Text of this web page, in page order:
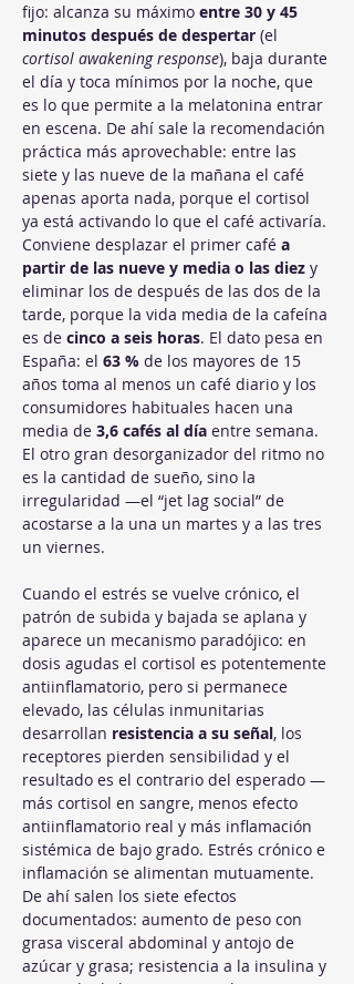
fijo: alcanza su máximo entre 30 y 45
minutos después de despertar (el
cortisol awakening response), baja durante
el día y toca mínimos por la noche, que
es lo que permite a la melatonina entrar
en escena. De ahí sale la recomendación
práctica más aprovechable: entre las
siete y las nueve de la mañana el café
apenas aporta nada, porque el cortisol
ya está activando lo que el café activaría.
Conviene desplazar el primer café a
partir de las nueve y media o las diez y
eliminar los de después de las dos de la
tarde, porque la vida media de la cafeína
es de cinco a seis horas. El dato pesa en
España: el 63 % de los mayores de 15
años toma al menos un café diario y los
consumidores habituales hacen una
media de 3,6 cafés al día entre semana.
El otro gran desorganizador del ritmo no
es la cantidad de sueño, sino la
irregularidad —el “jet lag social” de
acostarse a la una un martes y a las tres
un viernes.
Cuando el estrés se vuelve crónico, el
patrón de subida y bajada se aplana y
aparece un mecanismo paradójico: en
dosis agudas el cortisol es potentemente
antiinflamatorio, pero si permanece
elevado, las células inmunitarias
desarrollan resistencia a su señal, los
receptores pierden sensibilidad y el
resultado es el contrario del esperado —
más cortisol en sangre, menos efecto
antiinflamatorio real y más inflamación
sistémica de bajo grado. Estrés crónico e
inflamación se alimentan mutuamente.
De ahí salen los siete efectos
documentados: aumento de peso con
grasa visceral abdominal y antojo de
azúcar y grasa; resistencia a la insulina y